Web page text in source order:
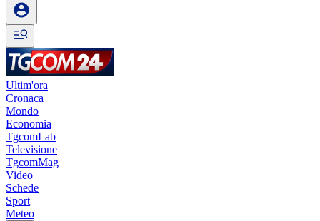
Ultim'ora
Cronaca
Mondo
Economia
TgcomLab
Televisione
TgcomMag
Video
Schede
Sport
Meteo